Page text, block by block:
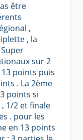
être
,
, la
sur 2
points puis
. La 2ème
points si
1/2 et finale
. pour les
en 13 points